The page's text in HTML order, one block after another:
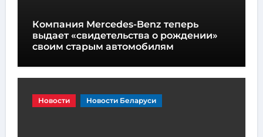
Компания Mercedes-Benz теперь
выдает «свидетельства о рождении»
своим старым автомобилям
Новости Новости Беларуси